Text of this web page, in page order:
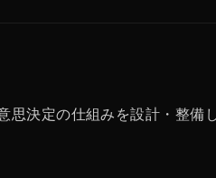
決定の仕組みを設計・整備し